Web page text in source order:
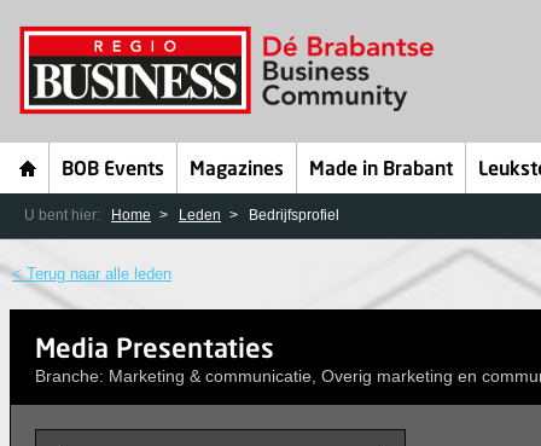
BOB Events Magazines Made in Brabant
U bent hier: Home Leden Bedrijfsprofiel
< Terug naar alle leden
Media Presentaties
Branche: Marketing & communicatie, Overig marketing en